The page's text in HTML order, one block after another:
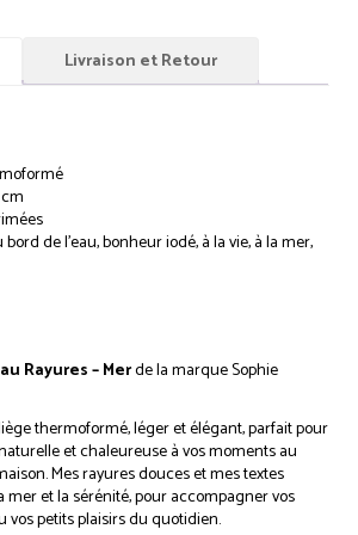
Livraison et Retour
de l’eau, bonheur iodé, à la vie, à la mer,
Rayures – Merde la marque Sophie
thermoformé, léger et élégant, parfait pour
et chaleureuse à vos moments au
Mes rayures douces et mes textes
et la sérénité, pour accompagner vos
vos petits plaisirs du quotidien.